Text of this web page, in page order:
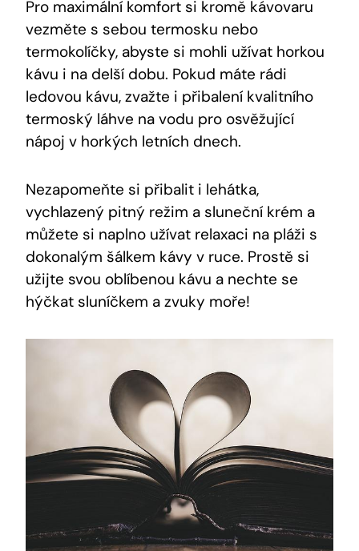
Pro maximální komfort si kromě kávovaru
vezměte s sebou termosku nebo
termokolíčky, abyste si mohli užívat horkou
kávu i na delší dobu. Pokud máte rádi
ledovou kávu, zvažte i přibalení kvalitního
termoský láhve na vodu pro osvěžující
nápoj v horkých letních dnech.
Nezapomeňte si přibalit i lehátka,
vychlazený pitný režim a sluneční krém a
můžete si naplno užívat relaxaci na pláži s
dokonalým šálkem kávy v ruce. Prostě si
užijte svou oblíbenou kávu a nechte se
hýčkat sluníčkem a zvuky moře!